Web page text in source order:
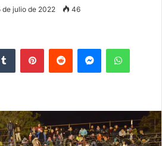
de julio de 2022 46
Tumblr PinterestReddit Messenger